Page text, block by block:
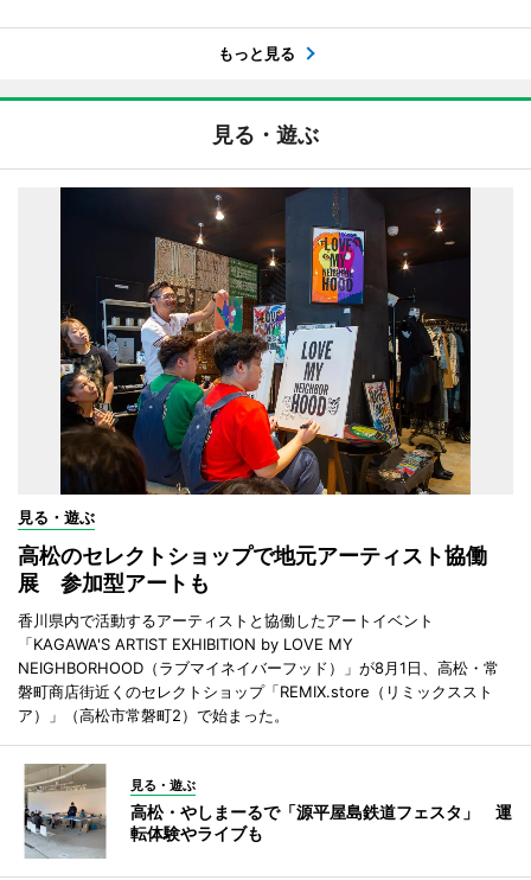
もっと見る
見る・遊ぶ
見る・遊ぶ
高松のセレクトショップで地元アーティスト協働
展 参加型アートも
香川県内で活動するアーティストと協働したアートイベント
「KAGAWA'S ARTIST EXHIBITION by LOVE MY
NEIGHBORHOOD（ラブマイネイバーフッド）」が8月1日、高松・常
磐町商店街近くのセレクトショップ「REMIX.store（リミックススト
ア）」（高松市常磐町2）で始まった。
見る・遊ぶ
高松・やしまーるで「源平屋島鉄道フェスタ」 運
転体験やライブも